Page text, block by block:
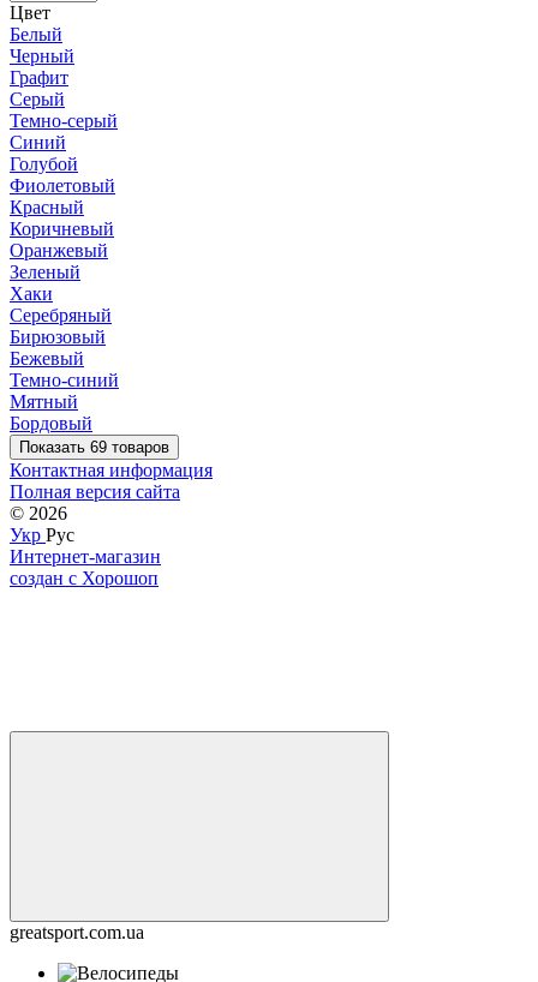
Цвет
Белый
Черный
Графит
Серый
Темно-серый
Синий
Голубой
Фиолетовый
Красный
Коричневый
Оранжевый
Зеленый
Хаки
Серебряный
Бирюзовый
Бежевый
Темно-синий
Мятный
Бордовый
Показать 69 товаров
Контактная информация
Полная версия сайта
© 2026
Укр Рус
Интернет-магазин
создан с Хорошоп
greatsport.com.ua